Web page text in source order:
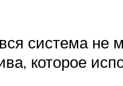
система не
которое